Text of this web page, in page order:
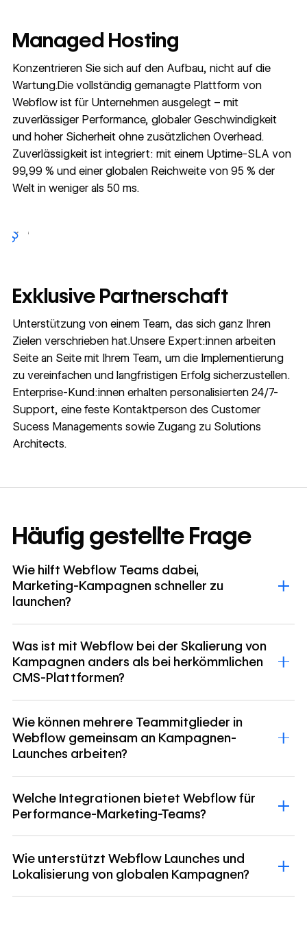
Managed Hosting
Konzentrieren Sie sich auf den Aufbau, nicht auf die
Wartung.Die vollständig gemanagte Plattform von
Webflow ist für Unternehmen ausgelegt – mit
zuverlässiger Performance, globaler Geschwindigkeit
und hoher Sicherheit ohne zusätzlichen Overhead.
Zuverlässigkeit ist integriert: mit einem Uptime-SLA von
99,99 % und einer globalen Reichweite von 95 % der
Welt in weniger als 50 ms.
Exklusive Partnerschaft
Unterstützung von einem Team, das sich ganz Ihren
Zielen verschrieben hat.Unsere Expert:innen arbeiten
Seite an Seite mit Ihrem Team, um die Implementierung
zu vereinfachen und langfristigen Erfolg sicherzustellen.
Enterprise-Kund:innen erhalten personalisierten 24/7-
Support, eine feste Kontaktperson des Customer
Sucess Managements sowie Zugang zu Solutions
Architects.
Häufig gestellte Frage
Wie hilft Webflow Teams dabei,
Marketing-Kampagnen schneller zu
launchen?
Was ist mit Webflow bei der Skalierung von
Kampagnen anders als bei herkömmlichen
CMS-Plattformen?
Wie können mehrere Teammitglieder in
Webflow gemeinsam an Kampagnen-
Launches arbeiten?
Welche Integrationen bietet Webflow für
Performance-Marketing-Teams?
Wie unterstützt Webflow Launches und
Lokalisierung von globalen Kampagnen?